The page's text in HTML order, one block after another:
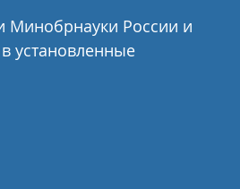
Минобрнауки России и
установленные